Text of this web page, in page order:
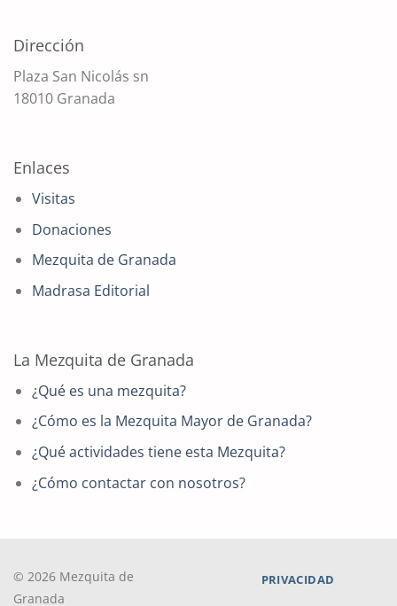
Dirección
Plaza San Nicolás sn
18010 Granada
Enlaces
Visitas
Donaciones
Mezquita de Granada
Madrasa Editorial
La Mezquita de Granada
¿Qué es una mezquita?
¿Cómo es la Mezquita Mayor de Granada?
¿Qué actividades tiene esta Mezquita?
¿Cómo contactar con nosotros?
© 2026 Mezquita de
Granada
PRIVACIDAD